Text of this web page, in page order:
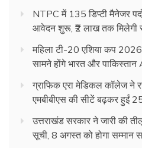
NTPC में 135 डिप्टी मैनेजर
आवेदन शुरू, ₹2 लाख तक मिलेगी
महिला टी-20 एशिया कप
सामने होंगे भारत और पाकिस्तान
ग्राफिक एरा मेडिकल कॉलेज ने
एमबीबीएस की सीटें बढ़कर हुईं
उत्तराखंड सरकार ने जारी की
सूची, 8 अगस्त को होगा सम्मान